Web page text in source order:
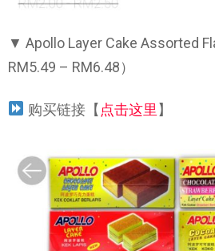
▼ Apollo Layer Cake Assorted
RM5.49 – RM6.48）
购买链接【点击这里】